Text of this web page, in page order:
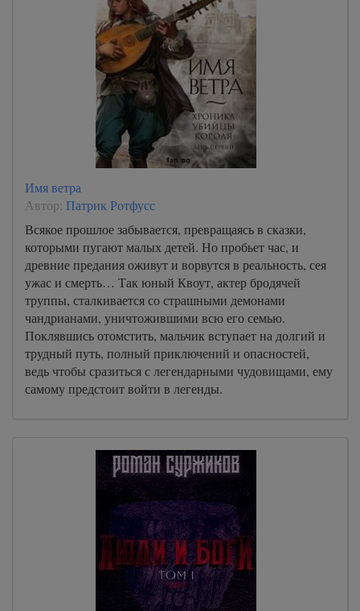
Имя ветра
Автор: Патрик Ротфусс
Всякое прошлое забывается, превращаясь в сказки,
которыми пугают малых детей. Но пробьет час, и
древние предания оживут и ворвутся в реальность, сея
ужас и смерть… Так юный Квоут, актер бродячей
труппы, сталкивается со страшными демонами
чандрианами, уничтожившими всю его семью.
Поклявшись отомстить, мальчик вступает на долгий и
трудный путь, полный приключений и опасностей,
ведь чтобы сразиться с легендарными чудовищами, ему
самому предстоит войти в легенды.